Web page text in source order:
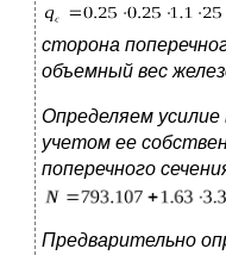
сторона
объемный вес
Определяем усилие
учетом ее
поперечного
Предварительно